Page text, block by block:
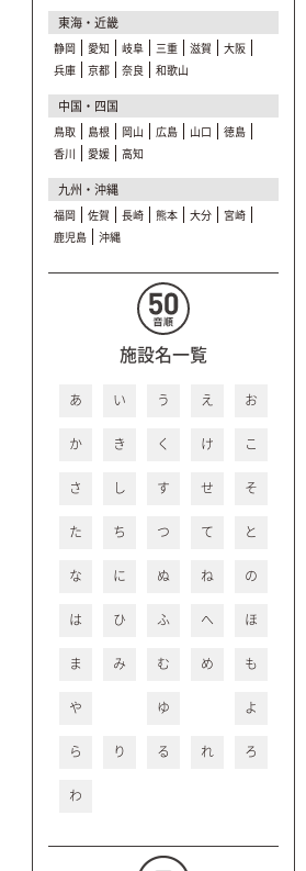
東海・近畿
静岡 愛知 岐阜 三重 滋賀
大阪
兵庫
京都 奈良 和歌山
中国・四国
鳥取 島根 岡山 広島 山口
徳島
香川
愛媛 高知
九州・沖縄
福岡 佐賀 長崎 熊本 大分
宮崎
鹿児島
沖縄
施設名一覧
あ い う え お
か き く け こ
さ し す せ そ
た ち つ て と
な に ぬ ね の
は ひ ふ へ ほ
ま み む め も
や ゆ よ
ら り る れ ろ
わ